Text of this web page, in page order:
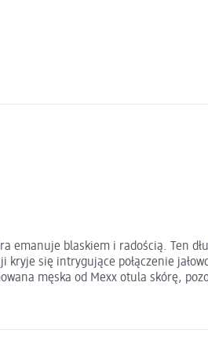
emanuje blaskiem i radością. Ten
się intrygujące połączenie
męska od Mexx otula skórę,